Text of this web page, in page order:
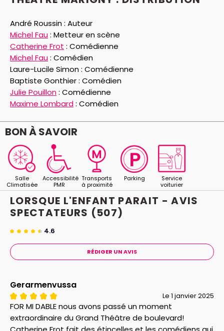
André Roussin : Auteur
Michel Fau: Metteur en scène
Catherine Frot : Comédienne
Michel Fau: Comédien
Laure-Lucile Simon : Comédienne
Baptiste Gonthier : Comédien
Julie Pouillon: Comédienne
Maxime Lombard: Comédien
BON À SAVOIR
Salle
Climatisée
Accessibilité
PMR
Transports
à proximité
Parking
Service
voiturier
LORSQUE L'ENFANT PARAIT - AVIS
SPECTATEURS (507)
4.6
RÉDIGER UN AVIS
Gerarmenvussa
Le 1 janvier 2025
FOR MI DABLE nous avons passé un moment
extraordinaire du Grand Théâtre de boulevard!